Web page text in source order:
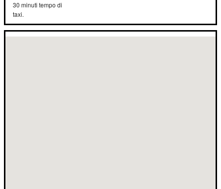
30 minuti tempo di
taxi.